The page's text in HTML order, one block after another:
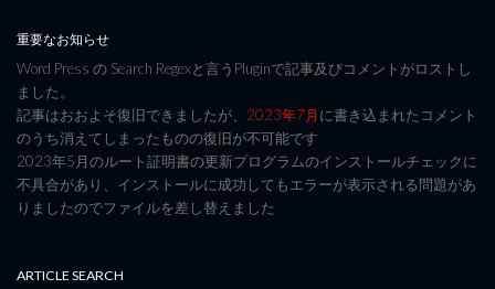
重要なお知らせ
Word Press の Search Regexと言うPluginで記事及びコメントがロストし
ました。
記事はおおよそ復旧できましたが、 2023年7月に書き込まれたコメント
のうち消えてしまったものの復旧が不可能です
2023年5月のルート証明書の更新プログラムのインストールチェックに
不具合があり、インストールに成功してもエラーが表示される問題があ
りましたのでファイルを差し替えました
ARTICLE SEARCH